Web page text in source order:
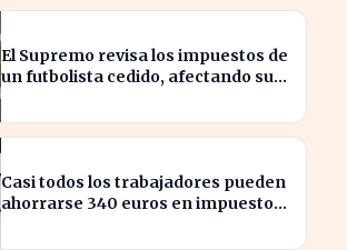
El Supremo revisa los impuestos de
un futbolista cedido, afectando su
Casi todos los trabajadores pueden
ahorrarse 340 euros en impuestos,